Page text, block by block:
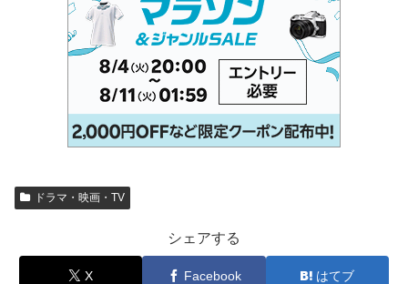
ドラマ・映画・TV
シェアする
X Facebook はてブ